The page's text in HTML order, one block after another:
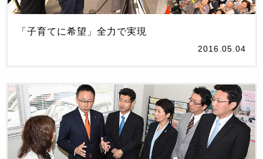
「子育てに希望」全力で実現
2016.05.04